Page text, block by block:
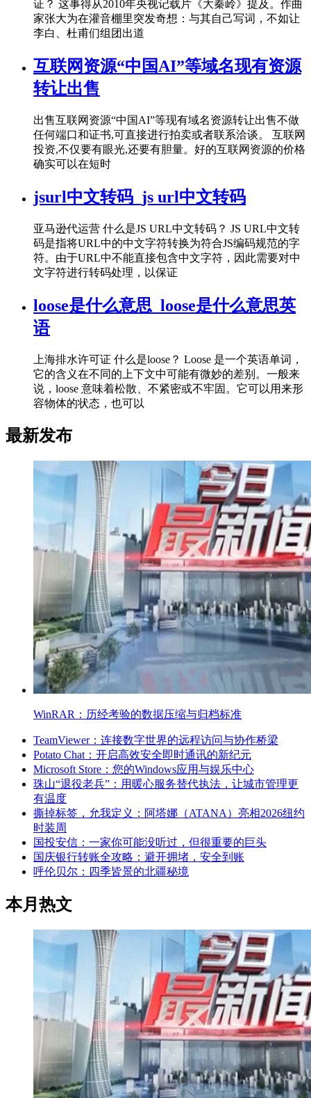
证？ 这事得从2010年央视记载片《大秦岭》提及。作曲
家张大为在灌音棚里突发奇想：与其自己写词，不如让
李白、杜甫们组团出道
互联网资源“中国AI”等域名现有资源
转让出售
出售互联网资源“中国AI”等现有域名资源转让出售不做
任何端口和证书,可直接进行拍卖或者联系洽谈。 互联网
投资,不仅要有眼光,还要有胆量。好的互联网资源的价格
确实可以在短时
jsurl中文转码_js url中文转码
亚马逊代运营 什么是JS URL中文转码？ JS URL中文转
码是指将URL中的中文字符转换为符合JS编码规范的字
符。由于URL中不能直接包含中文字符，因此需要对中
文字符进行转码处理，以保证
loose是什么意思_loose是什么意思英
语
上海排水许可证 什么是loose？ Loose 是一个英语单词，
它的含义在不同的上下文中可能有微妙的差别。一般来
说，loose 意味着松散、不紧密或不牢固。它可以用来形
容物体的状态，也可以
最新发布
WinRAR：历经考验的数据压缩与归档标准
TeamViewer：连接数字世界的远程访问与协作桥梁
Potato Chat：开启高效安全即时通讯的新纪元
Microsoft Store：您的Windows应用与娱乐中心
珠山“退役老兵”：用暖心服务替代执法，让城市管理更
有温度
撕掉标签，允我定义：阿塔娜（ATANA）亮相2026纽约
时装周
国投安信：一家你可能没听过，但很重要的巨头
国庆银行转账全攻略：避开拥堵，安全到账
呼伦贝尔：四季皆景的北疆秘境
本月热文